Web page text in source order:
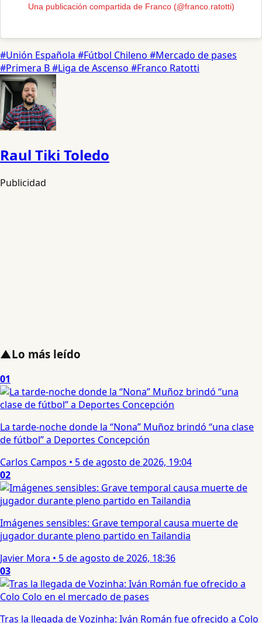
Una publicación compartida de Franco (@franco.ratotti)
#Unión Española #Fútbol Chileno #Mercado de pases
#Primera B#Liga de Ascenso #Franco Ratotti
Raul Tiki Toledo
Publicidad
▲Lo más leído
01
La tarde-noche donde la “Nona” Muñoz brindó “una clase
de fútbol” a Deportes Concepción
Carlos Campos • 5 de agosto de 2026, 19:04
02
Imágenes sensibles: Grave temporal causa muerte de
jugador durante pleno partido en Tailandia
Javier Mora • 5 de agosto de 2026, 18:36
03
Tras la llegada de Vozinha: Iván Román fue ofrecido a Colo